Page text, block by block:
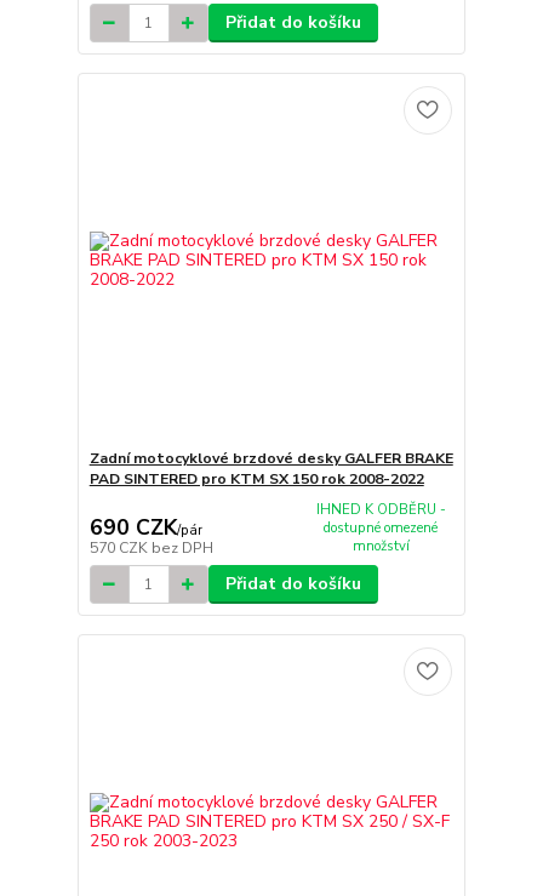
Přidat do košíku
Zadní motocyklové brzdové desky GALFER BRAKE
PAD SINTERED pro KTM SX 150 rok 2008-2022
690 CZK/pár
570 CZK bez DPH
IHNED K ODBĚRU -
dostupné omezené
množství
Přidat do košíku